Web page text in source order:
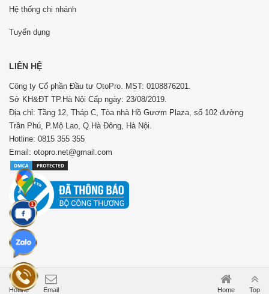
Hotline Email Home Top
Hệ thống chi nhánh
Tuyển dụng
LIÊN HỆ
Công ty Cổ phần Đầu tư OtoPro. MST: 0108876201.
Sở KH&ĐT TP.Hà Nội Cấp ngày: 23/08/2019.
Địa chỉ: Tầng 12, Tháp C, Tòa nhà Hồ Gươm Plaza, số 102 đường
Trần Phú, P.Mộ Lao, Q.Hà Đông, Hà Nội.
Hotline: 0815 355 355
Email: otopro.net@gmail.com